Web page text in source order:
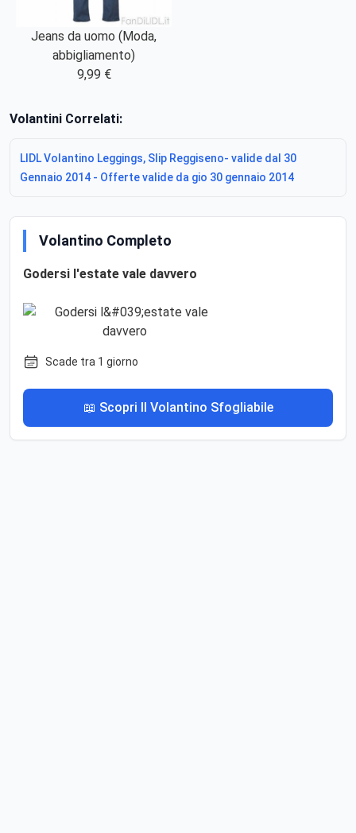
Jeans da uomo (Moda,
abbigliamento)
9,99 €
Volantini Correlati:
LIDL Volantino Leggings, Slip Reggiseno- valide dal 30
Gennaio 2014 - Offerte valide da gio 30 gennaio 2014
Volantino Completo
Godersi l'estate vale davvero
Scade tra 1 giorno
📖 Scopri Il Volantino Sfogliabile